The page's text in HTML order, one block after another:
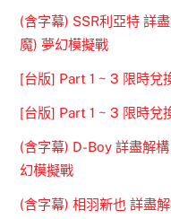
(含字幕) SSR利亞特 詳
魔) 夢幻模擬戰
[台版] Part 1 ~ 3 限時兌
[台版] Part 1 ~ 3 限時兌
(含字幕) D-Boy 詳盡解
幻模擬戰
(含字幕) 相羽新也 詳盡